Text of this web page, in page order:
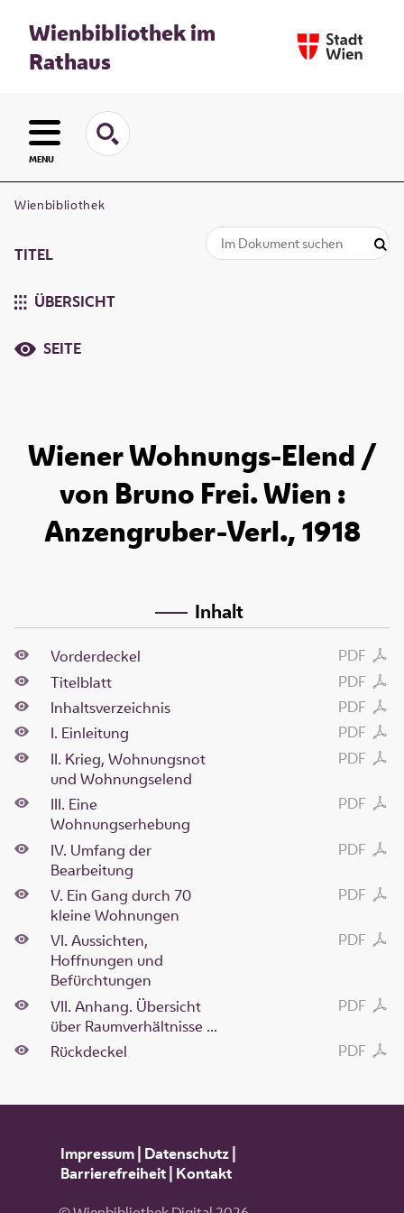
Wienbibliothek im
Rathaus
MENU
Wienbibliothek
TITEL
ÜBERSICHT
SEITE
Wiener Wohnungs-Elend /
von Bruno Frei. Wien :
Anzengruber-Verl., 1918
Inhalt
PDF
Vorderdeckel
PDF
Titelblatt
PDF
Inhaltsverzeichnis
PDF
I. Einleitung
PDF
II. Krieg, Wohnungsnot
und Wohnungselend
PDF
III. Eine
Wohnungserhebung
PDF
IV. Umfang der
Bearbeitung
PDF
V. Ein Gang durch 70
kleine Wohnungen
PDF
VI. Aussichten,
Hoffnungen und
Befürchtungen
PDF
VII. Anhang. Übersicht
über Raumverhältnisse ...
PDF
Rückdeckel
Impressum| Datenschutz|
Barrierefreiheit| Kontakt